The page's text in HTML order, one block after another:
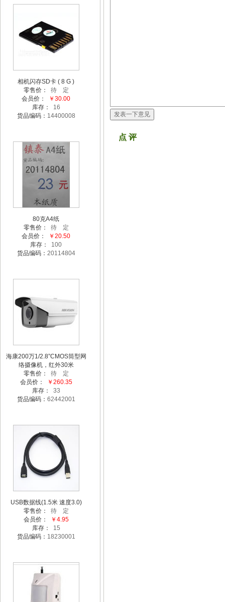
相机闪存SD卡 ( 8 G )
零售价： 待 定
会员价：
￥30.00
库存： 16
货品编码： 14400008
80克A4纸
零售价： 待 定
会员价：
￥20.50
库存： 100
货品编码： 20114804
海康200万1/2.8”CMOS筒型网
络摄像机，红外30米
零售价： 待 定
会员价：
￥260.35
库存： 33
货品编码： 62442001
USB数据线(1.5米 速度3.0)
零售价： 待 定
会员价：
￥4.95
库存： 15
货品编码： 18230001
点 评